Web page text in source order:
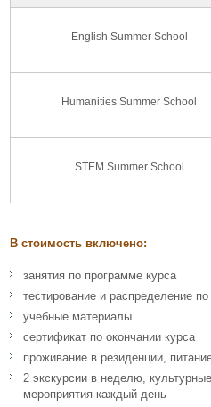
English Summer School
Humanities Summer School
STEM Summer School
В стоимость включено:
занятия по программе курса
тестирование и распределение по
учебные материалы
сертификат по окончании курса
проживание в резиденции,
2 экскурсии в неделю,
мероприятия каждый день